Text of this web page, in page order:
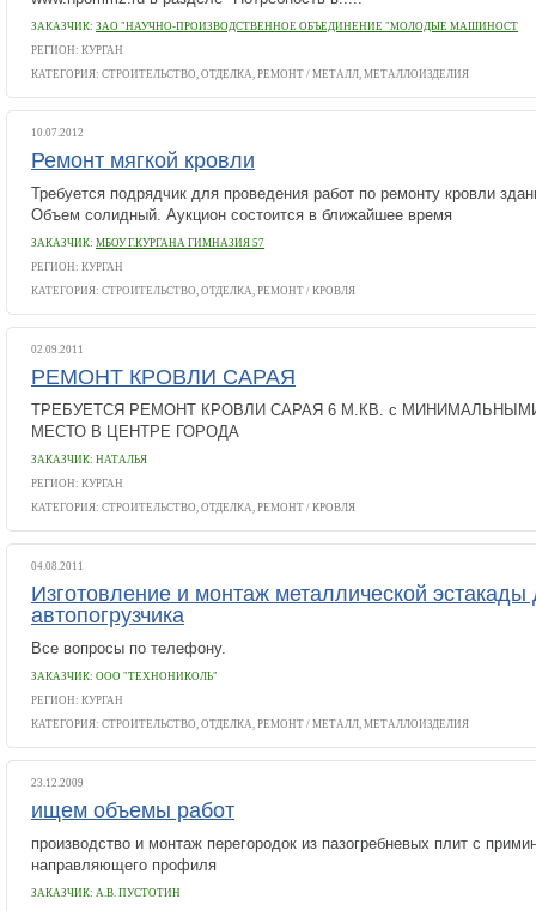
ЗАКАЗЧИК: ЗАО "НАУЧНО-ПРОИЗВОДСТВЕННОЕ ОБЪЕДИНЕНИЕ "МОЛОДЫЕ МАШИНОСТ
РЕГИОН: КУРГАН
КАТЕГОРИЯ: СТРОИТЕЛЬСТВО, ОТДЕЛКА, РЕМОНТ / МЕТАЛЛ, МЕТАЛЛОИЗДЕЛИЯ
10.07.2012
Ремонт мягкой кровли
Требуется подрядчик для проведения работ по ремонту кровли
Объем солидный. Аукцион состоится в ближайшее время
ЗАКАЗЧИК: МБОУ Г.КУРГАНА ГИМНАЗИЯ 57
РЕГИОН: КУРГАН
КАТЕГОРИЯ: СТРОИТЕЛЬСТВО, ОТДЕЛКА, РЕМОНТ / КРОВЛЯ
02.09.2011
РЕМОНТ КРОВЛИ САРАЯ
ТРЕБУЕТСЯ РЕМОНТ КРОВЛИ САРАЯ 6 М.КВ. c
МЕСТО В ЦЕНТРЕ ГОРОДА
ЗАКАЗЧИК: НАТАЛЬЯ
РЕГИОН: КУРГАН
КАТЕГОРИЯ: СТРОИТЕЛЬСТВО, ОТДЕЛКА, РЕМОНТ / КРОВЛЯ
04.08.2011
Изготовление и монтаж металлической эстакады
автопогрузчика
Все вопросы по телефону.
ЗАКАЗЧИК: OOO "ТЕХНОНИКОЛЬ"
РЕГИОН: КУРГАН
КАТЕГОРИЯ: СТРОИТЕЛЬСТВО, ОТДЕЛКА, РЕМОНТ / МЕТАЛЛ, МЕТАЛЛОИЗДЕЛИЯ
23.12.2009
ищем объемы работ
производство и монтаж перегородок из пазогребневых плит с
направляющего профиля
ЗАКАЗЧИК: А.В. ПУСТОТИН